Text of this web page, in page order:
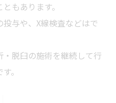
もあります。
与や、X線検査などはで
脱臼の施術を継続して行
。